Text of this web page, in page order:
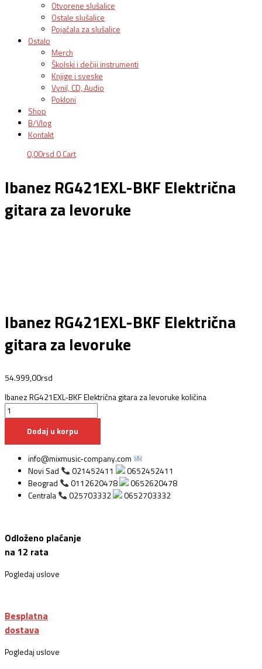
Otvorene slušalice
Ostale slušalice
Pojačala za slušalice
Ostalo
Merch
Školski i dečiji instrumenti
Knjige i sveske
Vynil, CD, Audio
Pokloni
Shop
B/Vlog
Kontakt
0,00rsd 0 Cart
Ibanez RG421EXL-BKF Električna
gitara za levoruke
Ibanez RG421EXL-BKF Električna
gitara za levoruke
54.999,00rsd
Ibanez RG421EXL-BKF Električna gitara za levoruke količina
Dodaj u korpu
info@mixmusic-company.com
Novi Sad
021452411
0652452411
Beograd
0112620478
0652620478
Centrala
025703332 0652703332
Odloženo plaćanje
na 12 rata
Pogledaj uslove
Besplatna
dostava
Pogledaj uslove